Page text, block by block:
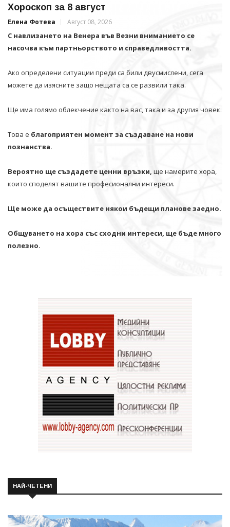
Хороскоп за 8 август
Елена Фотева Август 08, 2026
С навлизането на Венера във Везни вниманието се
насочва към партньорството и справедливостта.
Ако определени ситуации преди са били двусмислени, сега
можете да изясните защо нещата са се развили така.
Ще има голямо облекчение както на вас, така и за другия човек.
Това е благоприятен момент за създаване на нови
познанства.
Вероятно ще създадете ценни връзки, ще намерите хора,
които споделят вашите професионални интереси.
Ще може да осъществите някои бъдещи планове заедно.
Общуването на хора със сходни интереси, ще бъде много
полезно.
НАЙ-ЧЕТЕНИ